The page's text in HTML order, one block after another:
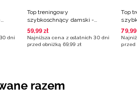
dni
Top treningowy
szybkoschnący damski -
czarny
59,99 zł
Najniższa cena z ostatnich 30 dni
przed obniżką 69,99 zł
Top
79,99
przed
razem